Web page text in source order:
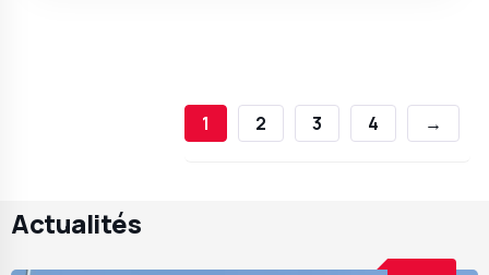
1 2 3 4 →
Actualités